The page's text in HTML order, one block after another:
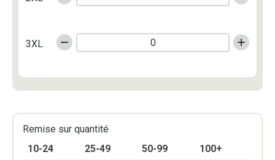
3XL
Remise sur quantité
10-24
25-49 50-99
100+